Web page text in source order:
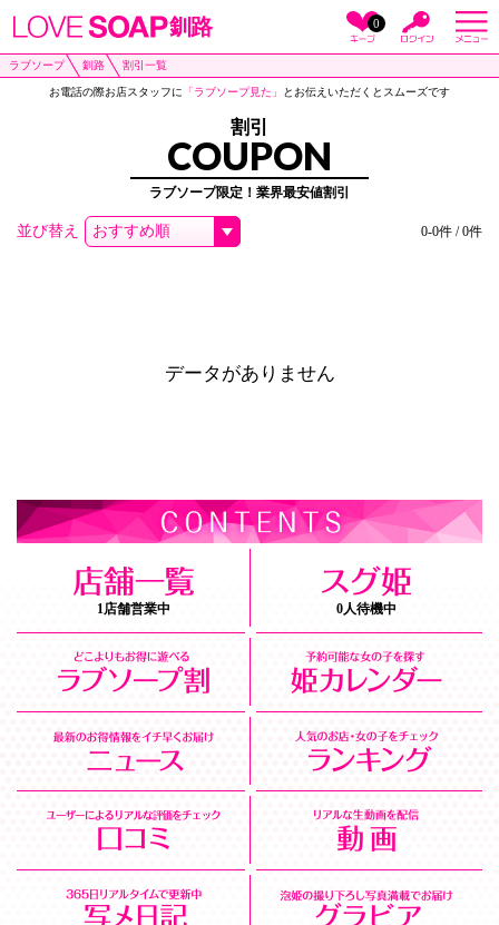
釧路 0
ラブソープ 釧路 割引一覧
お電話の際お店スタッフに 「ラブソープ見た」 とお伝えいただくとスムーズです
割引
COUPON
ラブソープ限定！業界最安値割引
並び替え 0-0件 / 0件
データがありません
1店舗営業中 0人待機中